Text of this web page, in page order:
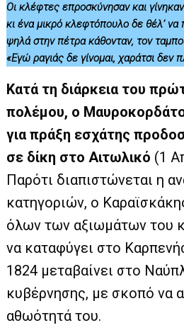
Οι κλέφτες επροσκύνησαν και
κι ένα μικρό κλεφτόπουλο δε θέλ’ να
ψηλά στην πέτρα κάθονταν, τον
«Εγώ ραγιάς δε γίνομαι, χαράτσι δεν
Κατά τη διάρκεια του
πολέμου, ο
για πράξη εσχάτης
σε δίκη στο Αιτωλικό (1
Παρότι διαπιστώνεται η
κατηγοριών, ο
όλων των αξιωμάτων του
να καταφύγει στο
1824 μεταβαίνει στο
κυβέρνησης, με σκοπό να
αθωότητά του.